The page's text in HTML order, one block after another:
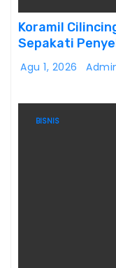
Koramil
Sepakati
Dialog
Agu 1, 2026
BISNIS